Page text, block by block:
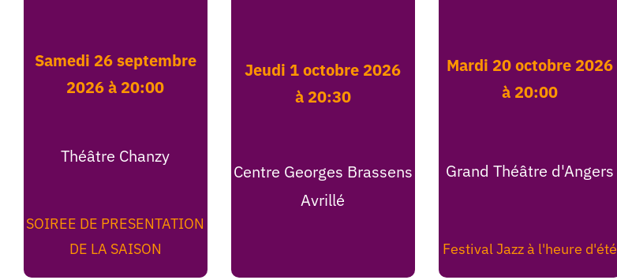
samedi 26 septembre
2026 à 20:00
Théâtre Chanzy
SOIREE DE PRESENTATION
DE LA SAISON
jeudi 1 octobre 2026
à 20:30
Centre Georges Brassens
Avrillé
mardi 20 octobre 2026
à 20:00
Grand Théâtre d'Angers
Festival Jazz à l'heure d'été